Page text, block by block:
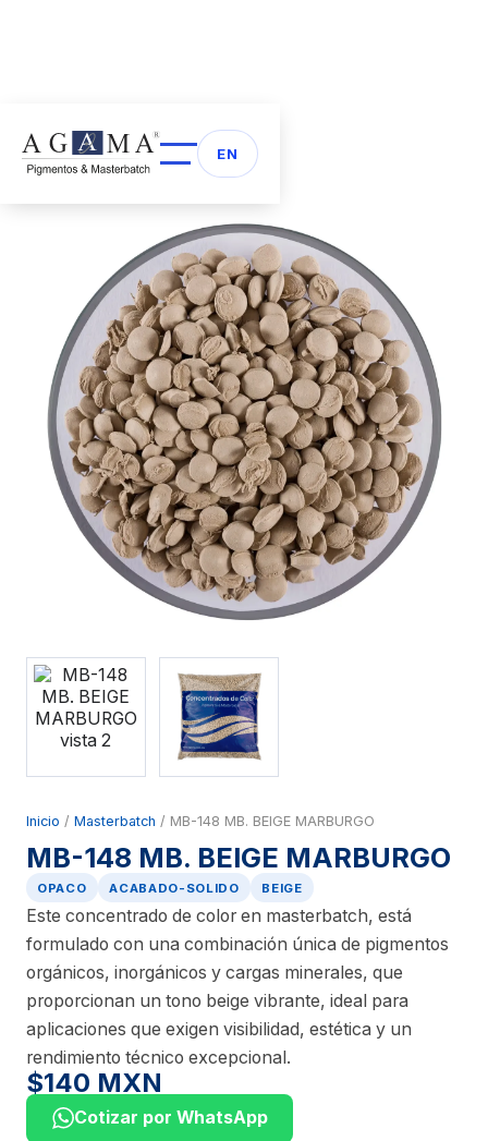
EN
arrow_back Volver a Masterbatch
Inicio / Masterbatch / MB-148 MB. BEIGE MARBURGO
MB-148 MB. BEIGE MARBURGO
OPACO ACABADO-SOLIDO BEIGE
Este concentrado de color en masterbatch, está
formulado con una combinación única de pigmentos
orgánicos, inorgánicos y cargas minerales, que
proporcionan un tono beige vibrante, ideal para
aplicaciones que exigen visibilidad, estética y un
rendimiento técnico excepcional.
$140 MXN
Cotizar por WhatsApp